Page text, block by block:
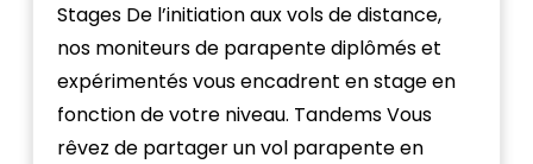
Stages De l’initiation aux vols de distance,
nos moniteurs de parapente diplômés et
expérimentés vous encadrent en stage en
fonction de votre niveau. Tandems Vous
rêvez de partager un vol parapente en